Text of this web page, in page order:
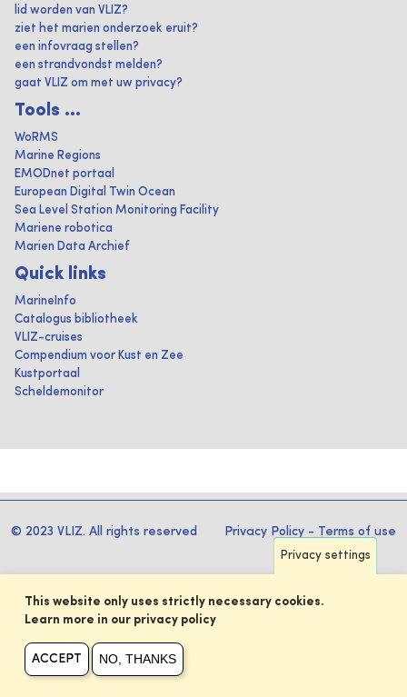
lid worden van VLIZ?
ziet het marien onderzoek eruit?
een infovraag stellen?
een strandvondst melden?
gaat VLIZ om met uw privacy?
Tools ...
WoRMS
Marine Regions
EMODnet portaal
European Digital Twin Ocean
Sea Level Station Monitoring Facility
Mariene robotica
Marien Data Archief
Quick links
MarineInfo
Catalogus bibliotheek
VLIZ-cruises
Compendium voor Kust en Zee
Kustportaal
Scheldemonitor
© 2023 VLIZ. All rights reserved Privacy Policy - Terms of use
Privacy settings
This website only uses strictly necessary cookies.
Learn more in our privacy policy
ACCEPT NO, THANKS